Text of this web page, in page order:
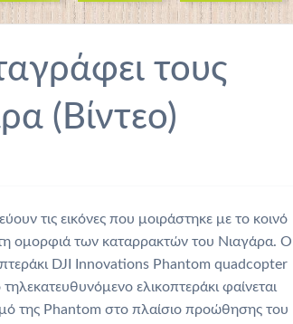
τους
(Βίντεο)
τις εικόνες που μοιράστηκε με το κοινό
ομορφιά των καταρρακτών του Νιαγάρα. Ο
DJI Innovations Phantom quadcopter
ελικοπτεράκι φαίνεται
της Phantom στο πλαίσιο προώθησης του